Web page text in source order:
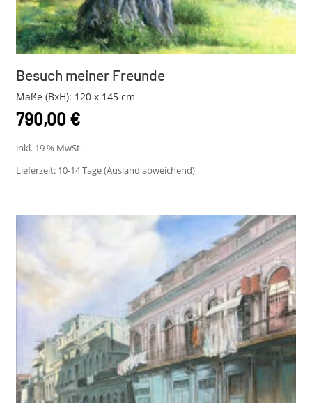
Besuch meiner Freunde
Maße (BxH): 120 x 145 cm
790,00 €
inkl. 19 % MwSt.
Lieferzeit: 10-14 Tage (Ausland abweichend)